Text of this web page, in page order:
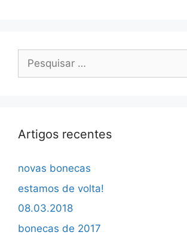
Pesquisar
Artigos recentes
novas bonecas
estamos de volta!
08.03.2018
bonecas de 2017